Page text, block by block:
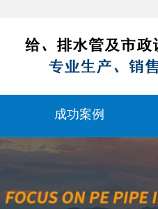
成功案例